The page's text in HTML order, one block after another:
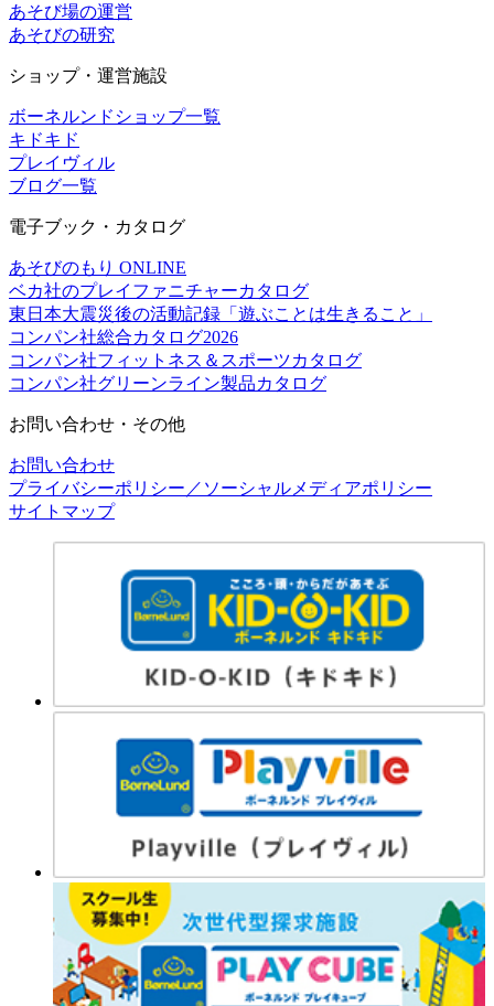
あそび場の運営
あそびの研究
ショップ・運営施設
ボーネルンドショップ一覧
キドキド
プレイヴィル
ブログ一覧
電子ブック・カタログ
あそびのもり ONLINE
ベカ社のプレイファニチャーカタログ
東日本大震災後の活動記録「遊ぶことは生きること」
コンパン社総合カタログ2026
コンパン社フィットネス＆スポーツカタログ
コンパン社グリーンライン製品カタログ
お問い合わせ・その他
お問い合わせ
プライバシーポリシー／ソーシャルメディアポリシー
サイトマップ